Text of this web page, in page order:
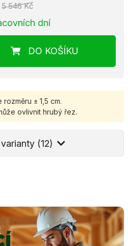
5 546 Kč
dní
DO KOŠÍKU
rozměru ± 1,5 cm.
ovlivnit hrubý řez.
(12)